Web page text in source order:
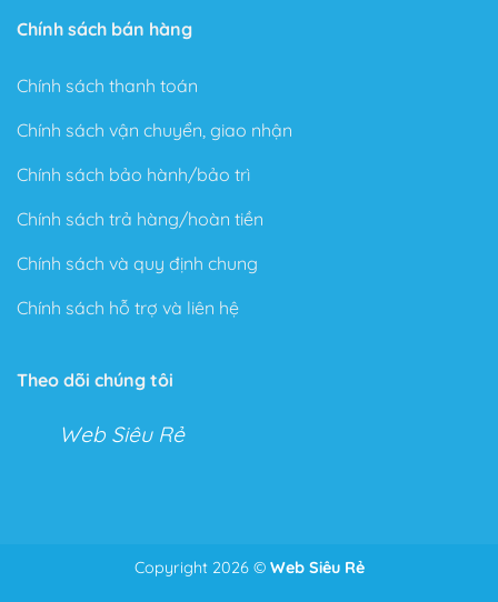
Chính sách bán hàng
Chính sách thanh toán
Chính sách vận chuyển, giao nhận
Chính sách bảo hành/bảo trì
Chính sách trả hàng/hoàn tiền
Chính sách và quy định chung
Chính sách hỗ trợ và liên hệ
Theo dõi chúng tôi
Web Siêu Rẻ
Copyright 2026 © Web Siêu Rẻ